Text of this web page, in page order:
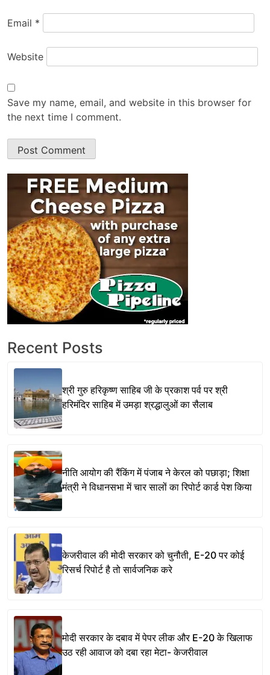
Email *
Website
Save my name, email, and website in this browser for
the next time I comment.
Recent Posts
श्री गुरु हरिकृष्ण साहिब जी के प्रकाश पर्व पर श्री
हरिमंदिर साहिब में उमड़ा श्रद्धालुओं का सैलाब
नीति आयोग की रैंकिंग में पंजाब ने केरल को पछाड़ा; शिक्षा
मंत्री ने विधानसभा में चार सालों का रिपोर्ट कार्ड पेश किया
केजरीवाल की मोदी सरकार को चुनौती, E-20 पर कोई
रिसर्च रिपोर्ट है तो सार्वजनिक करे
मोदी सरकार के दबाव में पेपर लीक और E-20 के खिलाफ
उठ रही आवाज को दबा रहा मेटा- केजरीवाल